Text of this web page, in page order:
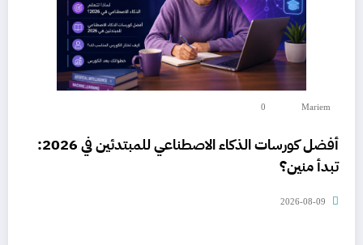
Mariem
0
أفضل كورسات الذكاء الاصطناعي للمبتدئين في 2026:
تبدأ منين؟
2026-08-09